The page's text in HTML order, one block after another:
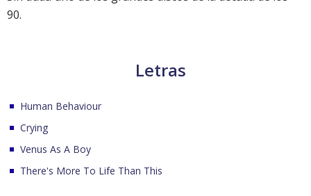
90.
Letras
Human Behaviour
Crying
Venus As A Boy
There's More To Life Than This